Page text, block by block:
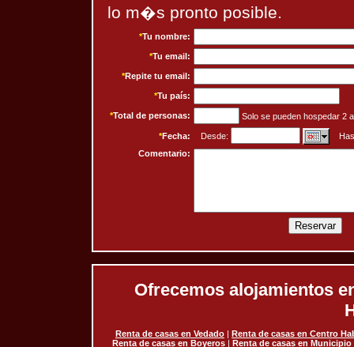
lo m�s pronto posible.
*Tu nombre:
*Tu email:
*Repite tu email:
*Tu país:
*Total de personas: Solo se pueden hospedar 2
*Fecha: Desde:
Comentario:
Ofrecemos alojamientos
Renta de casas en Vedado | Renta de casas en Centro
Renta de casas en Boyeros| Renta de casas en Municipio